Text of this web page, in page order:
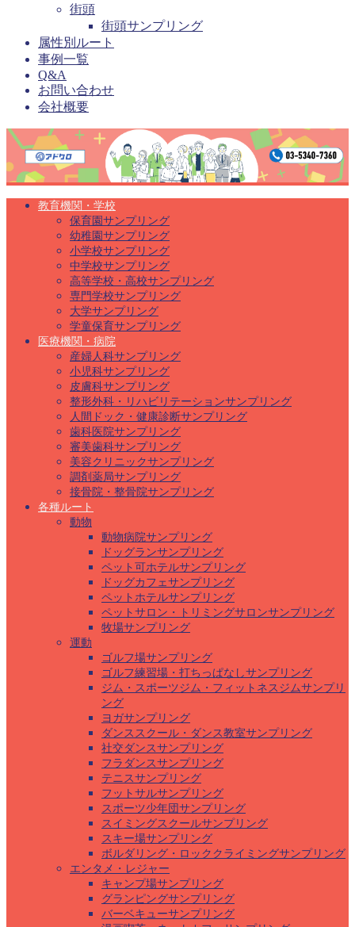
街頭
街頭サンプリング
属性別ルート
事例一覧
Q&A
お問い合わせ
会社概要
教育機関・学校
保育園サンプリング
幼稚園サンプリング
小学校サンプリング
中学校サンプリング
高等学校・高校サンプリング
専門学校サンプリング
大学サンプリング
学童保育サンプリング
医療機関・病院
産婦人科サンプリング
小児科サンプリング
皮膚科サンプリング
整形外科・リハビリテーションサンプリング
人間ドック・健康診断サンプリング
歯科医院サンプリング
審美歯科サンプリング
美容クリニックサンプリング
調剤薬局サンプリング
接骨院・整骨院サンプリング
各種ルート
動物
動物病院サンプリング
ドッグランサンプリング
ペット可ホテルサンプリング
ドッグカフェサンプリング
ペットホテルサンプリング
ペットサロン・トリミングサロンサンプリング
牧場サンプリング
運動
ゴルフ場サンプリング
ゴルフ練習場・打ちっぱなしサンプリング
ジム・スポーツジム・フィットネスジムサンプリ
ング
ヨガサンプリング
ダンススクール・ダンス教室サンプリング
社交ダンスサンプリング
フラダンスサンプリング
テニスサンプリング
フットサルサンプリング
スポーツ少年団サンプリング
スイミングスクールサンプリング
スキー場サンプリング
ボルダリング・ロッククライミングサンプリング
エンタメ・レジャー
キャンプ場サンプリング
グランピングサンプリング
バーベキューサンプリング